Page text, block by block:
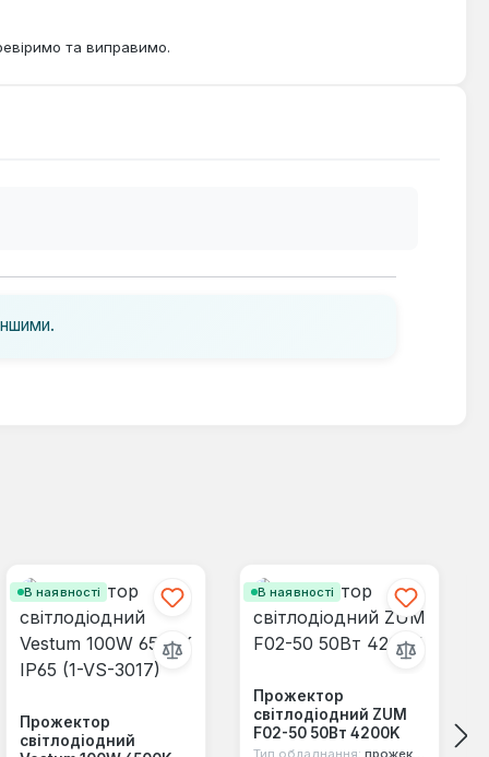
та виправимо.
В наявності
Прожектор
світлодіодний
В наявності
Прожектор
світлодіодний ZUM
F02-50 50Вт 4200K